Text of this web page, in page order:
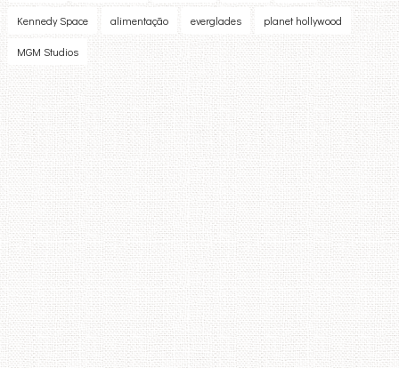
Kennedy Space alimentação everglades planet hollywood
MGM Studios